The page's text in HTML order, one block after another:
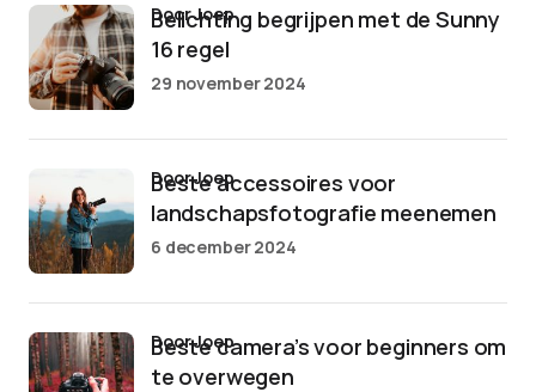
Belichting begrijpen met de Sunny
16 regel
door Joep
29 november 2024
Beste accessoires voor
landschapsfotografie meenemen
door Joep
6 december 2024
Beste camera’s voor beginners om
te overwegen
door Joep